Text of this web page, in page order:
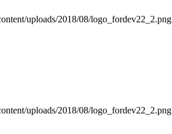
uploads/2018/08/logo_fordev22_2.png
uploads/2018/08/logo_fordev22_2.png